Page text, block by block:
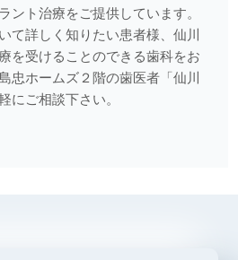
ザライン）の５つのポイント
ント治療をご提供しています。
て詳しく知りたい患者様、仙川
を受けることのできる歯科をお
忠ホームズ２階の歯医者「仙川
にご相談下さい。